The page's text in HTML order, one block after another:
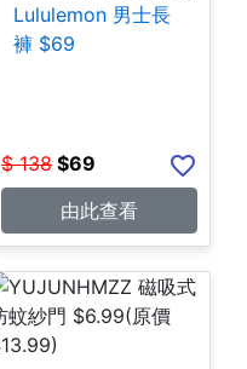
Lululemon 男士長
褲 $69
$ 138 $69
由此查看